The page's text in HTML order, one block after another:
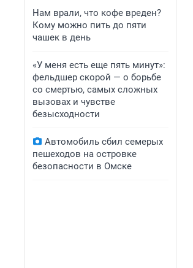
Нам врали, что кофе вреден?
Кому можно пить до пяти
чашек в день
«У меня есть еще пять минут»:
фельдшер скорой — о борьбе
со смертью, самых сложных
вызовах и чувстве
безысходности
Автомобиль сбил семерых
пешеходов на островке
безопасности в Омске